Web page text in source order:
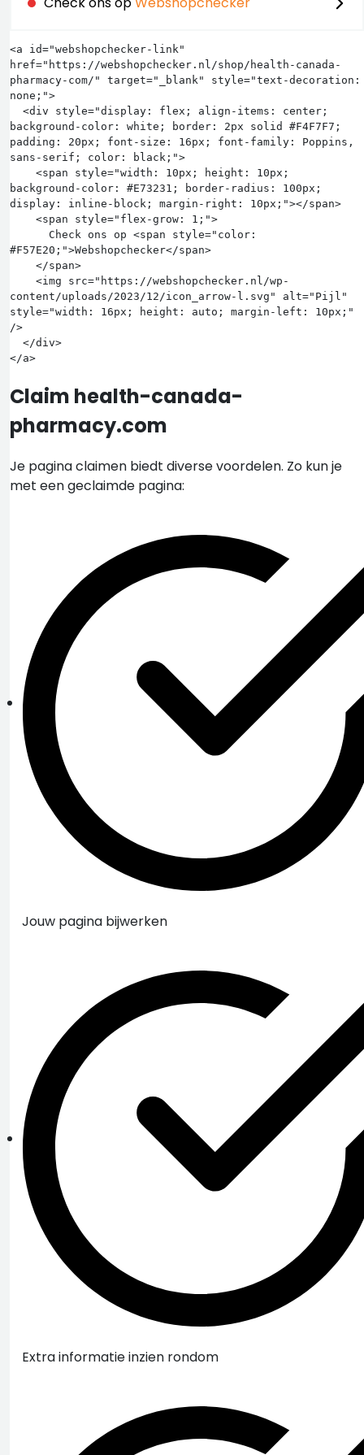
<a id="webshopchecker-link"
href="https://webshopchecker.nl/shop/health-canada-
pharmacy-com/" target="_blank" style="text-decoration:
none;">
background-color: white; border: 2px solid #F4F7F7;
padding: 20px; font-size: 16px; font-family: Poppins,
sans-serif; color: black;">
background-color: #E73231; border-radius: 100px;
display: inline-block; margin-right: 10px;"></span>
#F57E20;">Webshopchecker</span>
content/uploads/2023/12/icon_arrow-l.svg" alt="Pijl"
style="width: 16px; height: auto; margin-left: 10px;"
/>
Claim health-canada-
pharmacy.com
Je pagina claimen biedt diverse voordelen. Zo kun je
met een geclaimde pagina:
Jouw pagina bijwerken
Extra informatie inzien rondom